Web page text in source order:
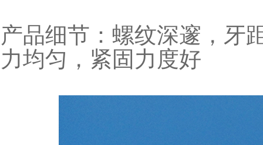
产品细节：螺纹深邃，牙
力均匀，紧固力度好